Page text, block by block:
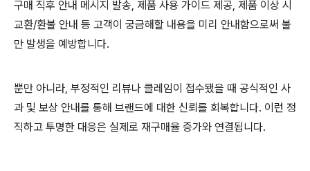
구매 직후 안내 메시지 발송, 제품 사용 가이드 제공, 제품 이상 시
교환/환불 안내 등 고객이 궁금해할 내용을 미리 안내함으로써 불
만 발생을 예방합니다.
뿐만 아니라, 부정적인 리뷰나 클레임이 접수됐을 때 공식적인 사
과 및 보상 안내를 통해 브랜드에 대한 신뢰를 회복합니다. 이런 정
직하고 투명한 대응은 실제로 재구매율 증가와 연결됩니다.